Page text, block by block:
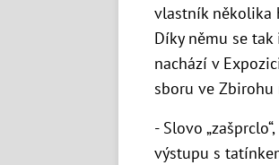
vlastník několika
Díky němu se
nachází v
sboru ve Zbirohu
- Slovo
výstupu s